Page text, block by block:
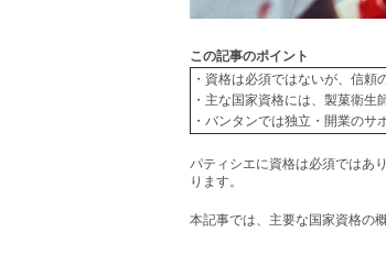
この記事のポイント
・資格は必須ではないが、信頼
・ 主な国家資格には、製菓衛生
・ バンタンでは独立・開業のサ
パティシエに資格は必須ではあ
ります。
本記事では、主要な国家資格の